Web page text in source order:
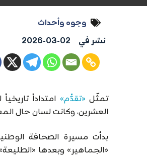
وجوه وأحداث
نشر في
2026-03-02
تمثّل «تقدُّم» امتداداً
العشرين، وكانت لسان حال
بدأت مسيرة الصحافة
«الجماهير» وبعدها